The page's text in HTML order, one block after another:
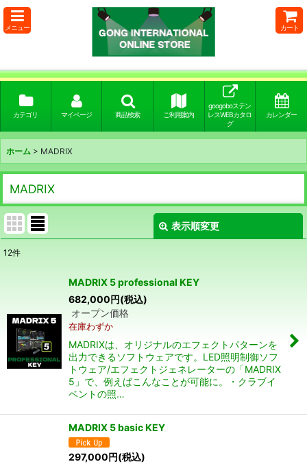
メニュー カート
カテゴリ マイページ 商品検索 ご利用案内
googoboステン
レスWEBカタロ
グ
カレンダー
ホーム > MADRIX
MADRIX
表示順変更
並び順:
絞り込む
12件
MADRIX 5 professional KEY
682,000円(税込)
オープン価格
在庫わずか
MADRIXは、オリジナルのエフェクトパターンを
出力できるソフトウェアです。LED照明制御ソフ
トウェア/エフェクトジェネレーターの「MADRIX
5」で、例えばこんなことが可能に。・クラブイ
ベントの照…
MADRIX 5 basic KEY
297,000円(税込)